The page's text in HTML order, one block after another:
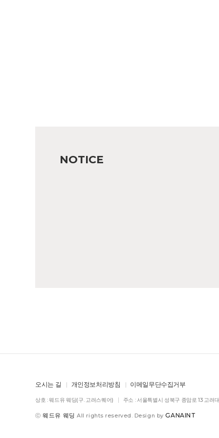
NOTICE
오시는 길 개인정보처리방침 이메일무단수집거부
상호 : 웨드유 웨딩(구. 고려스퀘어) 주소 : 서울특별시 성북구 종암로 13 고려
ⓒ웨드유 웨딩 All rights reserved. Design byGANAINT